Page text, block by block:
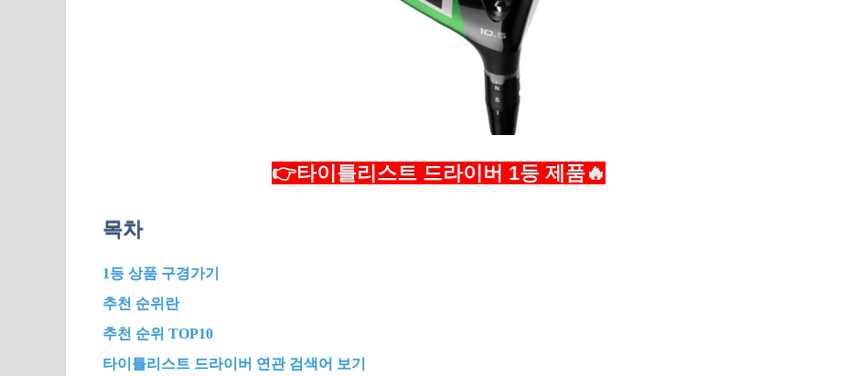
👉타이틀리스트 드라이버 1등 제품🔥
목차
1등 상품 구경가기
추천 순위란
추천 순위 TOP10
타이틀리스트 드라이버 연관 검색어 보기